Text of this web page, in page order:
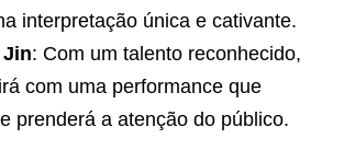
interpretação única e cativante.
Jin: Com um talento reconhecido,
com uma performance que
prenderá a atenção do público.